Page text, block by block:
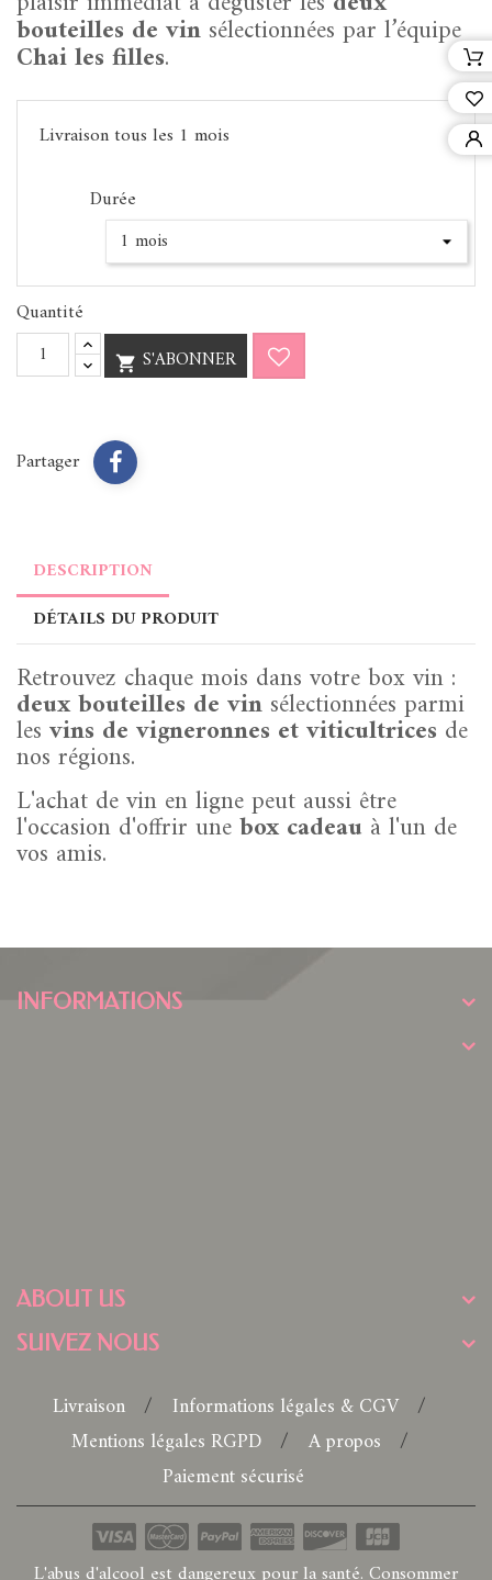
bouteilles de vin sélectionnées par l’équipe
Chai les filles.
Livraison tous les 1 mois
Durée
Quantité
 S'ABONNER
Partager
DESCRIPTION
DÉTAILS DU PRODUIT
Retrouvez chaque mois dans votre box vin :
deux bouteilles de vin sélectionnées parmi
les vins de vigneronnes et viticultrices de
nos régions.
L'achat de vin en ligne peut aussi être
l'occasion d'offrir unebox cadeau à l'un de
vos amis.
INFORMATIONS
ABOUT US
SUIVEZ NOUS
Livraison
Informations légales & CGV
Mentions légales RGPD
A propos
Paiement sécurisé